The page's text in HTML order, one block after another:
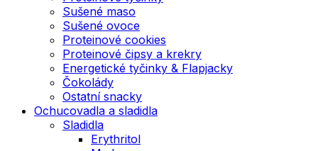
Sušené maso
Sušené ovoce
Proteinové cookies
Proteinové čipsy a krekry
Energetické tyčinky & Flapjacky
Čokolády
Ostatní snacky
Ochucovadla a sladidla
Sladidla
Erythritol